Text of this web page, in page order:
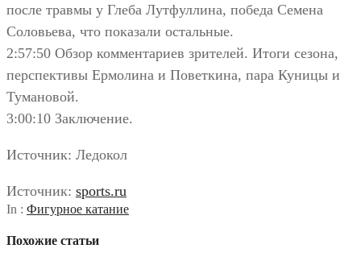
после травмы у Глеба Лутфуллина, победа Семена
Соловьева, что показали остальные.
2:57:50 Обзор комментариев зрителей. Итоги сезона,
перспективы Ермолина и Поветкина, пара Куницы и
Тумановой.
3:00:10 Заключение.
Источник: Ледокол
Источник: sports.ru
In : Фигурное катание
Похожие статьи